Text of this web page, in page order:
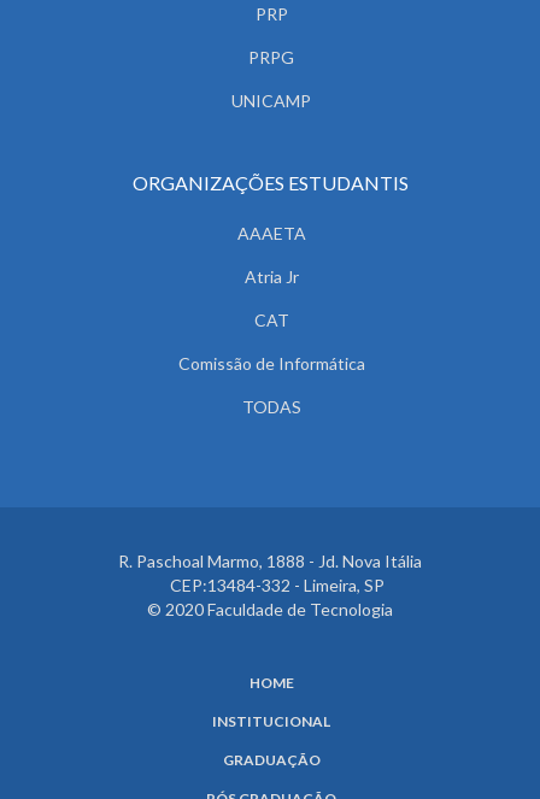
PRP
PRPG
UNICAMP
ORGANIZAÇÕES ESTUDANTIS
AAAETA
Atria Jr
CAT
Comissão de Informática
TODAS
R. Paschoal Marmo, 1888 - Jd. Nova Itália
CEP:13484-332 - Limeira, SP
© 2020 Faculdade de Tecnologia
HOME
INSTITUCIONAL
GRADUAÇÃO